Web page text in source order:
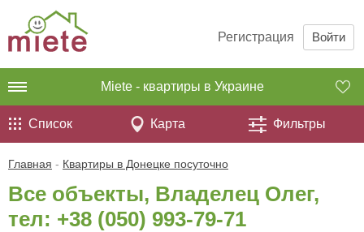
Регистрация Войти
Miete - квартиры в Украине
Список Карта Фильтры
Главная - Квартиры в Донецке посуточно
Все объекты, Владелец Олег,
тел: +38 (050) 993-79-71